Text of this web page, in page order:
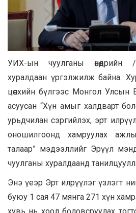
УИХ-ын чуулганы өнөөдрийн
хуралдаан үргэлжилж байна.
цөөнхийн бүлгээс Монгол Улсын
асуусан “Xүн амыг халдварт
урьдчилан сэргийлэх, эрт
оношилгоонд хамруулах
талаар” мэдээллийг Эрүүл
чуулганы хуралдаанд
Энэ үеэр Эрт илрүүлэг үзлэгт
буюу 1 сая 47 мянга 271 хүн